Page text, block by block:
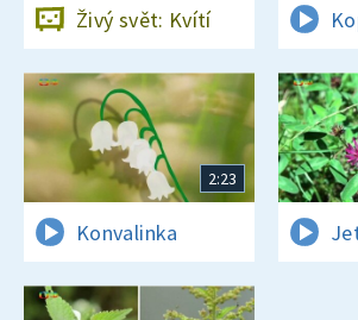
Živý svět: Kvítí
2:23
Konvalinka